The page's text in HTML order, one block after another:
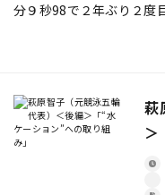
分９秒98で２年ぶり２
萩
＞